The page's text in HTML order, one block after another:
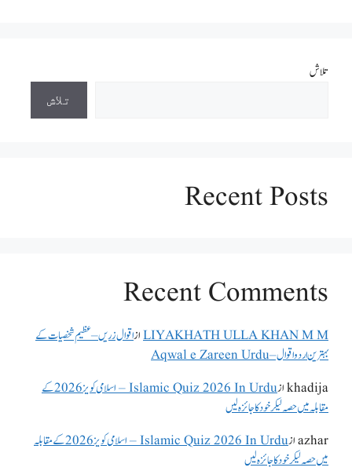
تلاش
تلاش
Recent Posts
Recent Comments
LIYAKHATH ULLA KHAN M Mازاقوال زریں – عظیم شخصیات کے
بہترین اردو اقوال – Aqwal e Zareen Urdu
khadijaاز
Islamic Quiz 2026 In Urdu – اسلامی کویز 2026 کے
مقابلہ میں حصہ لیکر خود کا جائزہ لیں
azharاز
Islamic Quiz 2026 In Urdu – اسلامی کویز 2026 کے مقابلہ
میں حصہ لیکر خود کا جائزہ لیں